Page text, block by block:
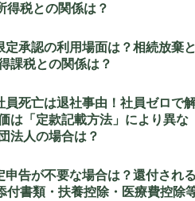
得税との関係は？
定承認の利用場面は？相続放棄
課税との関係は？
員死亡は退社事由！社員ゼロで
は「定款記載方法」により異な
法人の場合は？
申告が不要な場合は？還付され
付書類・扶養控除・医療費控除